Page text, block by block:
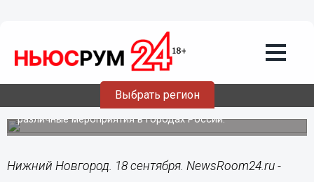
Выбрать регион
«Спутник» запустил афишу
мероприятий для детей и родителей
С помощью нового сервиса можно планировать
семейный досуг, выбирая для посещения с детьми
различные мероприятия в городах России.
Нижний Новгород. 18 сентября. NewsRoom24.ru -